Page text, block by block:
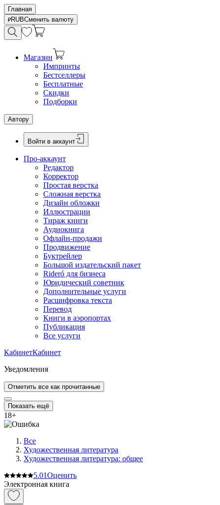
Главная
RUBСменить валюту
Магазин
Импринты
Бестселлеры
Бесплатные
Скидки
Подборки
Автору
Войти в аккаунт
Про-аккаунт
Редактор
Корректор
Простая верстка
Сложная верстка
Дизайн обложки
Иллюстрации
Тираж книги
Аудиокнига
Офлайн-продажи
Продвижение
Буктрейлер
Большой издательский пакет
Rideró для бизнеса
Юридический советник
Дополнительные услуги
Расшифровка текста
Перевод
Книги в аэропортах
Публикация
Все услуги
КабинетКабинет
Уведомления
Отметить все как прочитанные
Показать ещё
18+
Все
Художественная литература
Художественная литература: общее
5.01Оценить
Электронная книга